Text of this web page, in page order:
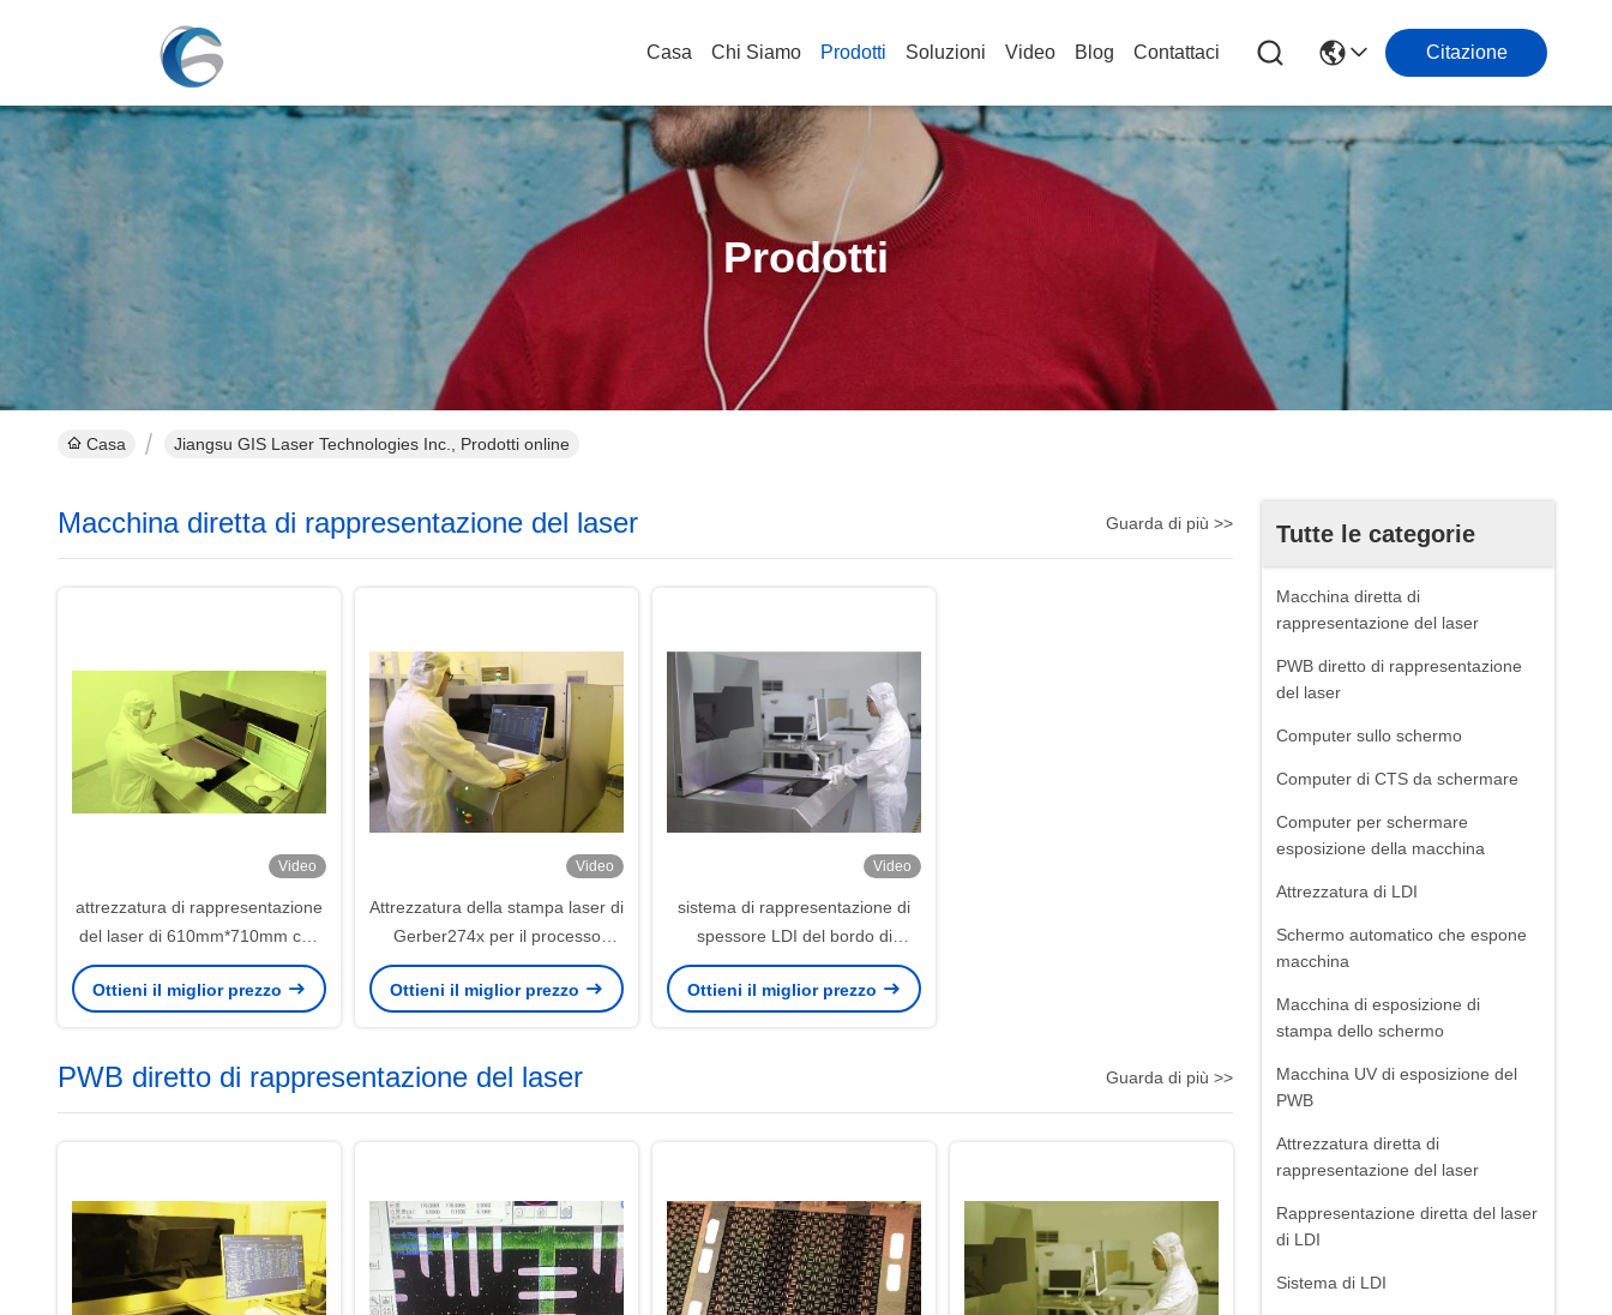
Casa Chi Siamo Prodotti Soluzioni Video Blog Contattaci Citazione
Prodotti
Casa Jiangsu GIS Laser Technologies Inc., Prodotti online
Tutte le categorie
Macchina diretta di
rappresentazione del laser
PWB diretto di rappresentazione
del laser
Computer sullo schermo
Computer di CTS da schermare
Computer per schermare
esposizione della macchina
Attrezzatura di LDI
Schermo automatico che espone
macchina
Macchina di esposizione di
stampa dello schermo
Macchina UV di esposizione del
PWB
Attrezzatura diretta di
rappresentazione del laser
Rappresentazione diretta del laser
di LDI
Sistema di LDI
Macchina diretta di rappresentazione del laser Guarda di più >>
Video
attrezzatura di rappresentazione
del laser di 610mm*710mm con
la scala della divisione per
spessore del bordo di 0.05-7mm
Ottieni il miglior prezzo
Video
Attrezzatura della stampa laser di
Gerber274x per il processo
interno con la linea tolleranza di
±10% di larghezza
Ottieni il miglior prezzo
Video
sistema di rappresentazione di
spessore LDI del bordo di
0.05~7mm con 20μM Inner
Alignment Accuracy
Ottieni il miglior prezzo
PWB diretto di rappresentazione del laser Guarda di più >>